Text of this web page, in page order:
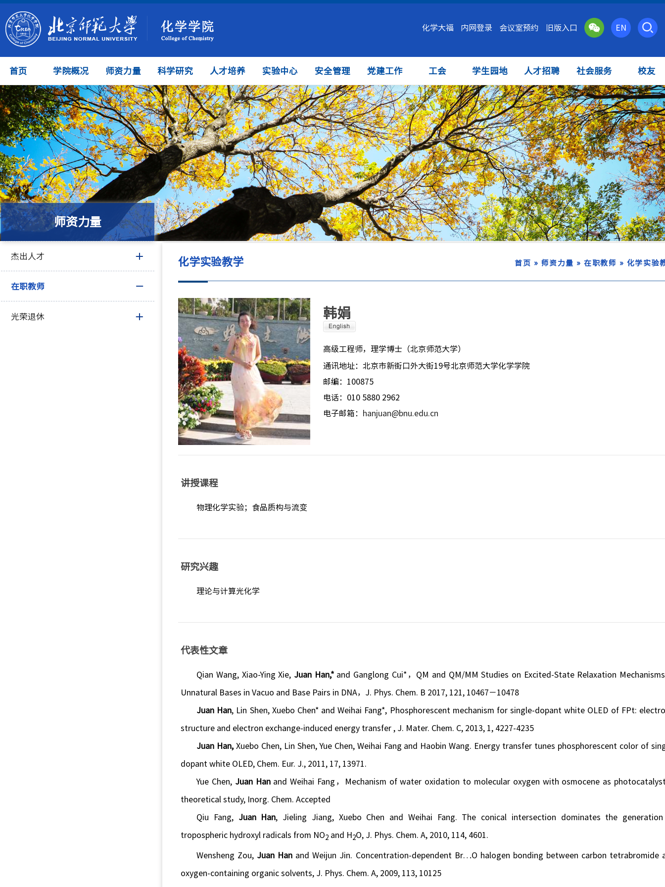
首页 学院概况 师资力量 科学研究 人才培养 实验中心 安全管理 党建工作 工会 学生园地 人才招聘 社会服务 校友
化学大福 内网登录 会议室预约 旧版入口 EN
师资力量
杰出人才
在职教师
光荣退休
化学实验教学 首页 » 师资力量 »在职教师 » 化学实验
韩娟
高级工程师，理学博士（北京师范大学）
通讯地址：北京市新街口外大街19号北京师范大学化学学院
邮编：100875
电话：010 5880 2962
电子邮箱：
hanjuan@bnu.edu.cn
讲授课程
物理化学实验；食品质构与流变
研究兴趣
理论与计算光化学
代表性文章
Qian Wang, Xiao-Ying Xie, Juan Han,* and Ganglong Cui*，QM and QM/MM Studies on Excited-State Relaxation
Unnatural Bases in Vacuo and Base Pairs in DNA，J. Phys. Chem. B 2017, 121, 10467−10478
Juan Han Lin Shen Xuebo Chen* andWeihai Fang*, Phosphorescent mechanism for single-dopant white OLED of FPt:
structure and electron exchange-induced energy transfer , J. Mater. Chem. C, 2013, 1, 4227-4235
Juan Han, Xuebo Chen, Lin Shen, Yue Chen, Weihai Fang and Haobin Wang. Energy transfer tunes phosphorescent color of
dopant white OLED, Chem. Eur. J., 2011, 17, 13971.
Yue Chen, Juan Hanand Weihai Fang，Mechanism of water oxidation to molecular oxygen with osmocene as
theoretical study, Inorg. Chem. Accepted
Qiu Fang, Juan Han , Jieling Jiang, Xuebo Chen and Weihai Fang. The conical intersection dominates the
tropospheric hydroxyl radicals from NO2 and H 2O, J. Phys. Chem. A, 2010, 114, 4601.
Wensheng Zou, Juan Han and Weijun Jin. Concentration-dependent Br…O halogen bonding between carbon tetrabromide
oxygen-containing organic solvents, J. Phys. Chem. A, 2009, 113, 10125